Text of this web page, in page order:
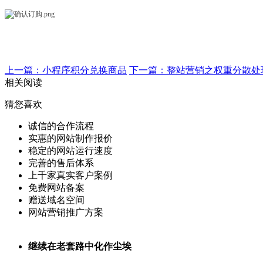
上一篇：小程序积分兑换商品 下一篇：整站营销之权重分散处
相关阅读
猜您喜欢
诚信的合作流程
实惠的网站制作报价
稳定的网站运行速度
完善的售后体系
上千家真实客户案例
免费网站备案
赠送域名空间
网站营销推广方案
继续在老套路中化作尘埃